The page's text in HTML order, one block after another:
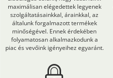
maximálisan elégedettek legyenek
szolgáltatásainkkal, árainkkal, az
általunk forgalmazott termékek
minőségével. Ennek érdekében
folyamatosan alkalmazkodunk a
piac és vevőink igényeihez egyaránt.